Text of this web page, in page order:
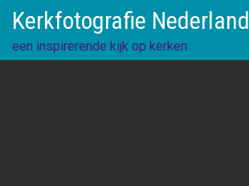
content
Kerkfotografie Nederland
een inspirerende kijk op kerken